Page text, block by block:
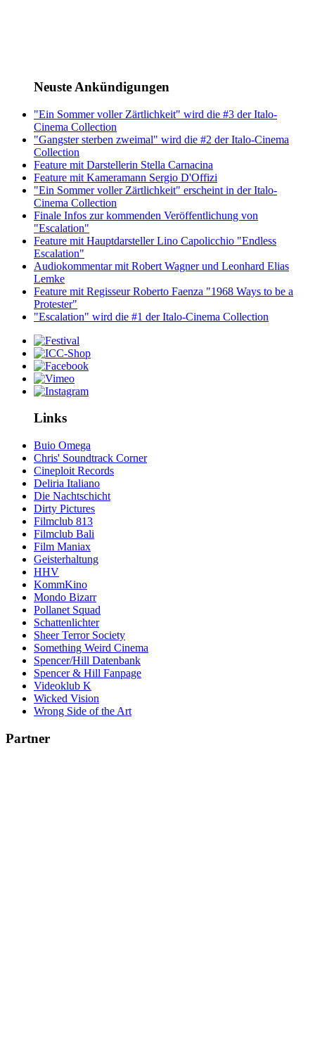
Neuste Ankündigungen
"Ein Sommer voller Zärtlichkeit" wird die #3 der Italo-
Cinema Collection
"Gangster sterben zweimal" wird die #2 der Italo-Cinema
Collection
Feature mit Darstellerin Stella Carnacina
Feature mit Kameramann Sergio D'Offizi
"Ein Sommer voller Zärtlichkeit" erscheint in der Italo-
Cinema Collection
Finale Infos zur kommenden Veröffentlichung von
"Escalation"
Feature mit Hauptdarsteller Lino Capolicchio "Endless
Escalation"
Audiokommentar mit Robert Wagner​ und Leonhard Elias
Lemke
Feature mit Regisseur Roberto Faenza "1968 Ways to be a
Protester"
"Escalation" wird die #1 der Italo-Cinema Collection
Links
Buio Omega
Chris' Soundtrack Corner
Cineploit Records
Deliria Italiano
Die Nachtschicht
Dirty Pictures
Filmclub 813
Filmclub Bali
Film Maniax
Geisterhaltung
HHV
KommKino
Mondo Bizarr
Pollanet Squad
Schattenlichter
Sheer Terror Society
Something Weird Cinema
Spencer/Hill Datenbank
Spencer & Hill Fanpage
Videoklub K
Wicked Vision
Wrong Side of the Art
Partner